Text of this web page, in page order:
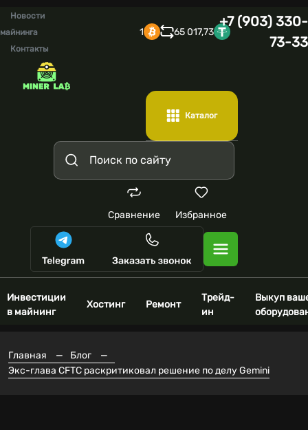
Новости
майнинга
Контакты
1 65 017,73
+7 (903) 330-
73-33
Каталог
Сравнение Избранное
Инвестиции
в майнинг
Хостинг Ремонт
Трейд-
ин
Выкуп
Главная — Блог
—
Экс-глава CFTC раскритиковал решение по делу Gemini